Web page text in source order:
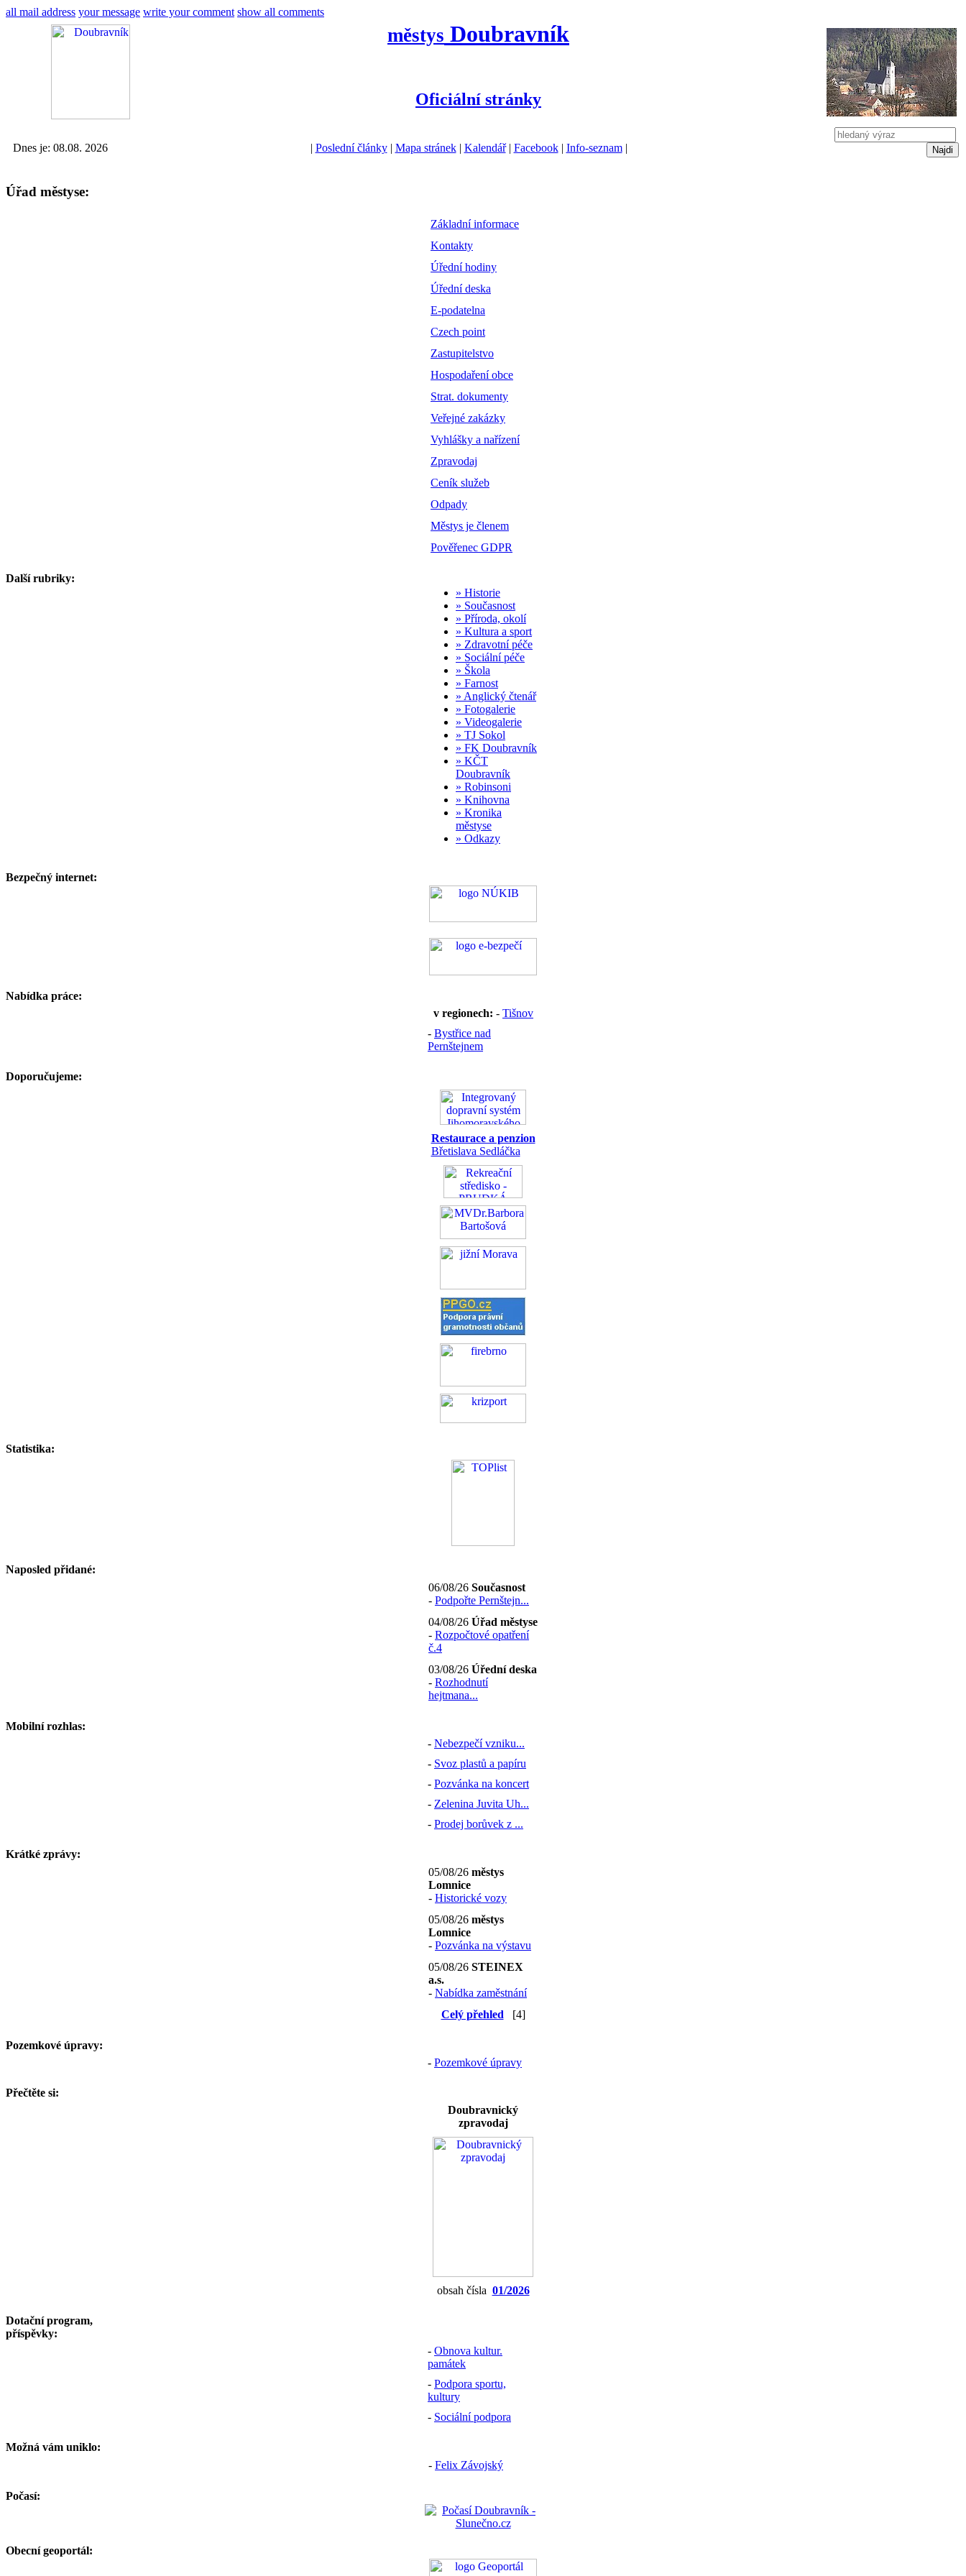
all mail address your message write your comment show all comments
městys Doubravník
Oficiální stránky
Dnes je: 08.08. 2026 | Poslední články| Mapa stránek| Kalendář| Facebook| Info-seznam|
Úřad městyse:
Základní informace
Kontakty
Úřední hodiny
Úřední deska
E-podatelna
Czech point
Zastupitelstvo
Hospodaření obce
Strat. dokumenty
Veřejné zakázky
Vyhlášky a nařízení
Zpravodaj
Ceník služeb
Odpady
Městys je členem
Pověřenec GDPR
Další rubriky:
» Historie
» Současnost
» Příroda, okolí
» Kultura a sport
» Zdravotní péče
» Sociální péče
» Škola
» Farnost
» Anglický čtenář
» Fotogalerie
» Videogalerie
» TJ Sokol
» FK Doubravník
» KČT
Doubravník
» Robinsoni
» Knihovna
» Kronika
městyse
» Odkazy
Bezpečný internet:
Nabídka práce:
v regionech: - Tišnov
- Bystřice nad
Pernštejnem
Doporučujeme:
Restaurace a penzion
Břetislava Sedláčka
Statistika:
Naposled přidané:
06/08/26 Současnost
- Podpořte Pernštejn...
04/08/26 Úřad městyse
- Rozpočtové opatření
č.4
03/08/26 Úřední deska
- Rozhodnutí
hejtmana...
Mobilní rozhlas:
- Nebezpečí vzniku...
- Svoz plastů a papíru
- Pozvánka na koncert
- Zelenina Juvita Uh...
- Prodej borůvek z ...
Krátké zprávy:
05/08/26 městys
Lomnice
- Historické vozy
05/08/26 městys
Lomnice
- Pozvánka na výstavu
05/08/26 STEINEX
a.s.
- Nabídka zaměstnání
Celý přehled[4]
Pozemkové úpravy:
- Pozemkové úpravy
Přečtěte si:
Doubravnický
zpravodaj
obsah čísla 01/2026
Dotační program,
příspěvky:
- Obnova kultur.
památek
- Podpora sportu,
kultury
- Sociální podpora
Možná vám uniklo:
- Felix Závojský
Počasí:
Obecní geoportál: